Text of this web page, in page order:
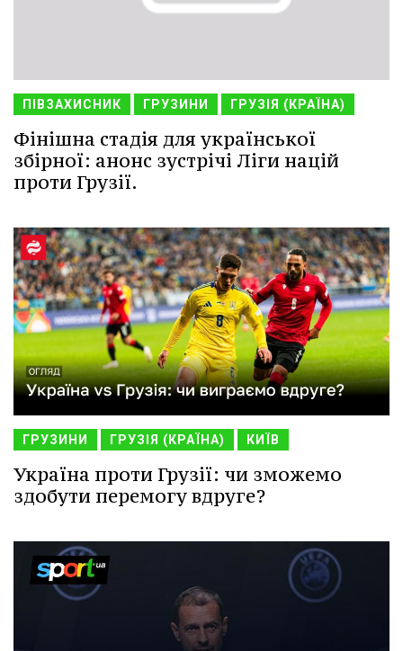
ПІВЗАХИСНИК ГРУЗИНИ ГРУЗІЯ (КРАЇНА)
Фінішна стадія для української
збірної: анонс зустрічі Ліги націй
проти Грузії.
ГРУЗИНИ ГРУЗІЯ (КРАЇНА) КИЇВ
Україна проти Грузії: чи зможемо
здобути перемогу вдруге?